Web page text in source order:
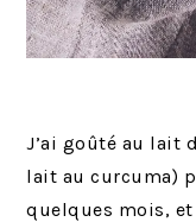
J’ai goûté au lait
lait au curcuma)
quelques mois, et